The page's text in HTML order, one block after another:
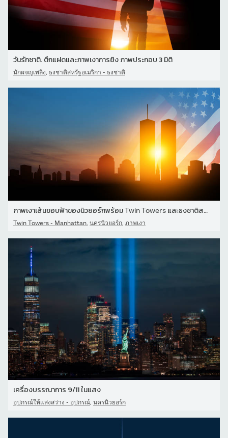
วันรักชาติ. ตึกแฝดและภาพเงาการยิง ภาพประกอบ 3 มิติ
นักผจญเพลิง, ธงชาติสหรัฐอเมริกา - ธงชาติ
ภาพเงาเส้นขอบฟ้าของนิวยอร์กพร้อม Twin Towers และธงชาติสหรัฐอเมริกา
Twin Towers - Manhattan, นครนิวยอร์ก, ภาพเงา
เครื่องบรรณาการ 9/11 ในแสง
อุปกรณ์ให้แสงสว่าง - อุปกรณ์, นครนิวยอร์ก